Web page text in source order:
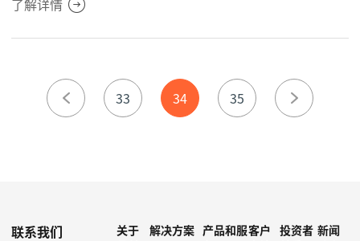
了解详情
33 34 35
联系我们
关于
解决方案 产品和服客户 投资者 新闻